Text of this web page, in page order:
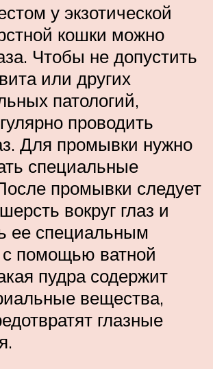
у экзотической
кошки можно
Чтобы не допустить
или других
патологий,
проводить
Для промывки нужно
специальные
промывки следует
вокруг глаз и
ее специальным
с помощью ватной
пудра содержит
вещества,
глазные